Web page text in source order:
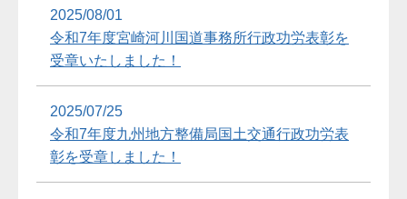
2025/08/01
令和7年度宮崎河川国道事務所行政功労表彰を
受章いたしました！
2025/07/25
令和7年度九州地方整備局国土交通行政功労表
彰を受章しました！